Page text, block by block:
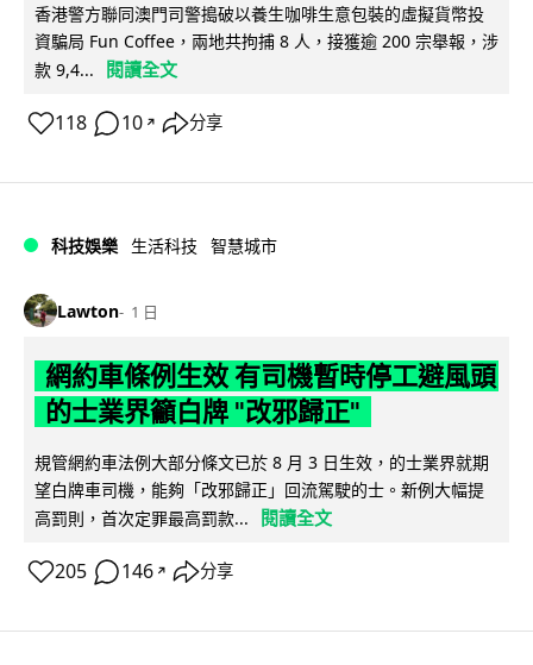
香港警方聯同澳門司警搗破以養生咖啡生意包裝的虛擬貨幣投
資騙局 Fun Coffee，兩地共拘捕 8 人，接獲逾 200 宗舉報，涉
款 9,4...
閱讀全文
118 10 ↗ 分享
科技娛樂 生活科技 智慧城市
Lawton 1 日
網約車條例生效 有司機暫時停工避風頭
的士業界籲白牌 "改邪歸正"
規管網約車法例大部分條文已於 8 月 3 日生效，的士業界就期
望白牌車司機，能夠「改邪歸正」回流駕駛的士。新例大幅提
高罰則，首次定罪最高罰款...
閱讀全文
205 146 ↗ 分享